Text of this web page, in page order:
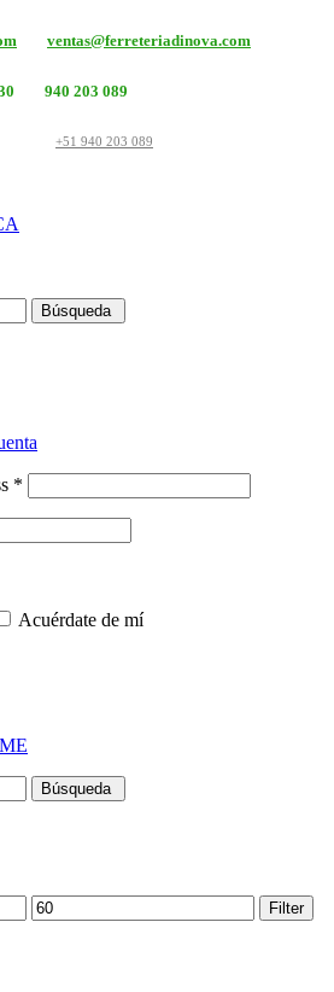
ventas@ferreteriadinova.com
940 203 089
+51 940 203 089
Búsqueda
*
Acuérdate de mí
Búsqueda
Max
price
Filter